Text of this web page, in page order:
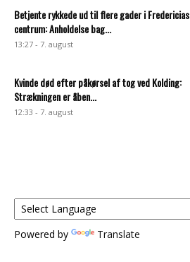
Betjente rykkede ud til flere gader i Fredericias
centrum: Anholdelse bag...
13:27 - 7. august
Kvinde død efter påkørsel af tog ved Kolding:
Strækningen er åben...
12:33 - 7. august
Powered by Translate